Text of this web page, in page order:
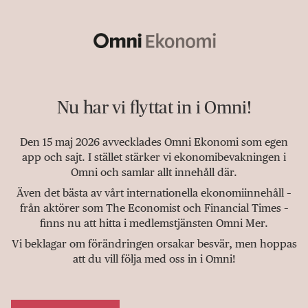
Nu har vi flyttat in i Omni!
Den 15 maj 2026 avvecklades Omni Ekonomi som egen
app och sajt. I stället stärker vi ekonomibevakningen i
Omni och samlar allt innehåll där.
Även det bästa av vårt internationella ekonomiinnehåll –
från aktörer som The Economist och Financial Times –
finns nu att hitta i medlemstjänsten Omni Mer.
Vi beklagar om förändringen orsakar besvär, men hoppas
att du vill följa med oss in i Omni!